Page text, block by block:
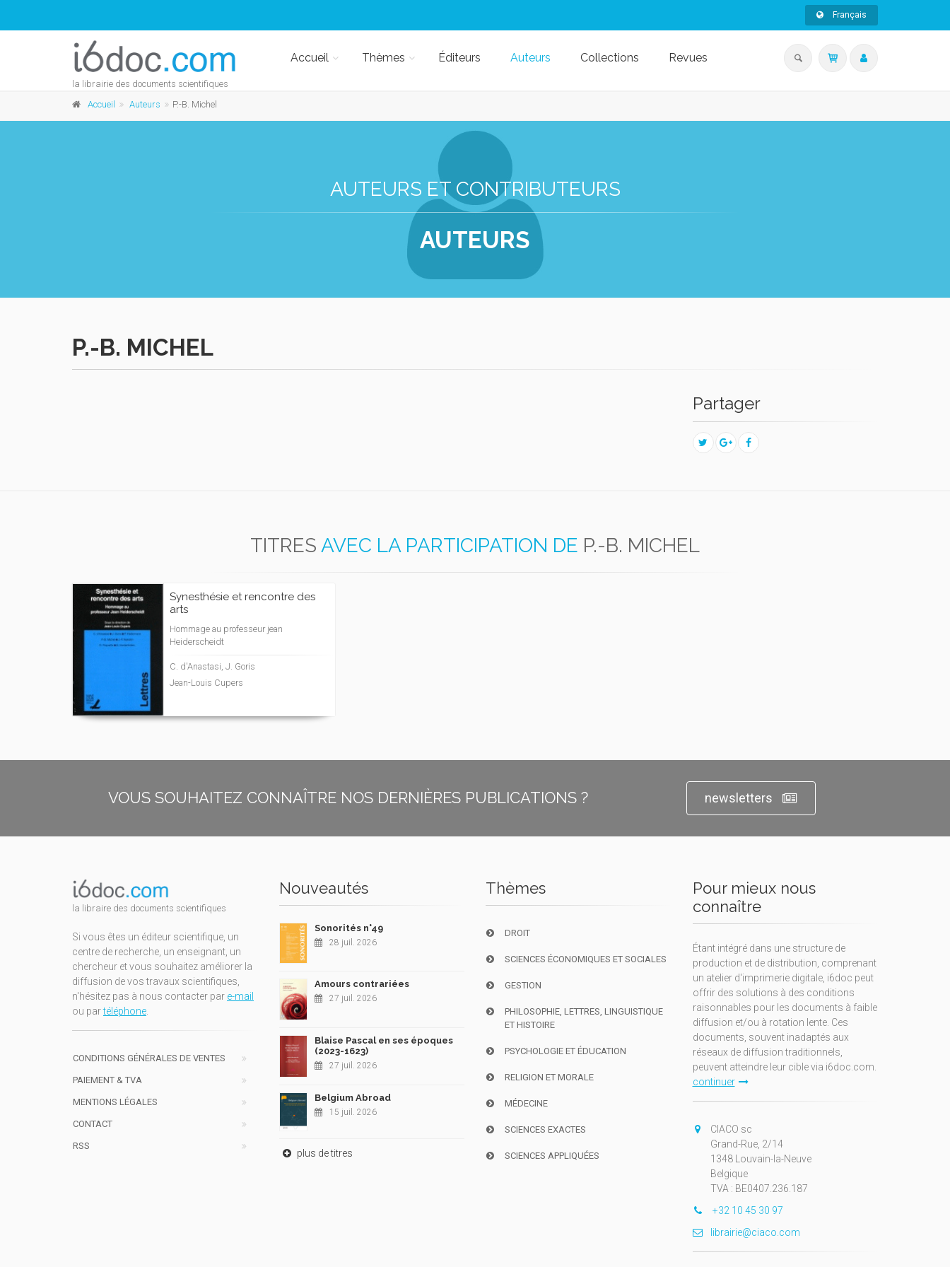
Français
la librairie des documents scientifiques
Accueil Thèmes Éditeurs Auteurs Collections Revues
Accueil Auteurs P.-B. Michel
AUTEURS ET CONTRIBUTEURS
AUTEURS
P.-B. MICHEL
Partager
TITRES AVEC LA PARTICIPATION DE P.-B. MICHEL
Synesthésie et rencontre des
arts
Hommage au professeur jean
Heiderscheidt
C. d'Anastasi, J. Goris
Jean-Louis Cupers
VOUS SOUHAITEZ CONNAÎTRE NOS DERNIÈRES PUBLICATIONS ? newsletters
la libraire des documents scientifiques
Si vous êtes un éditeur scientifique, un
centre de recherche, un enseignant, un
chercheur et vous souhaitez améliorer la
diffusion de vos travaux scientifiques,
n'hésitez pas à nous contacter par e-mail
ou partéléphone.
CONDITIONS GÉNÉRALES DE VENTES
PAIEMENT & TVA
MENTIONS LÉGALES
CONTACT
RSS
Nouveautés
Sonorités n°49
28 juil. 2026
Amours contrariées
27 juil. 2026
Blaise Pascal en ses époques
(2023-1623)
27 juil. 2026
Belgium Abroad
15 juil. 2026
plus de titres
Thèmes
DROIT
SCIENCES ÉCONOMIQUES ET SOCIALES
GESTION
PHILOSOPHIE, LETTRES, LINGUISTIQUE
ET HISTOIRE
PSYCHOLOGIE ET ÉDUCATION
RELIGION ET MORALE
MÉDECINE
SCIENCES EXACTES
SCIENCES APPLIQUÉES
Pour mieux nous
connaître
Étant intégré dans une structure de
production et de distribution, comprenant
un atelier d'imprimerie digitale, i6doc peut
offrir des solutions à des conditions
raisonnables pour les documents à faible
diffusion et/ou à rotation lente. Ces
documents, souvent inadaptés aux
réseaux de diffusion traditionnels,
peuvent atteindre leur cible via i6doc.com.
continuer
CIACO sc
Grand-Rue, 2/14
1348 Louvain-la-Neuve
Belgique
TVA : BE0407.236.187
+32 10 45 30 97
librairie@ciaco.com